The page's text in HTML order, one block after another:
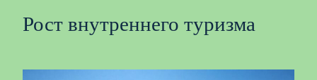
Рост внутреннего туризма